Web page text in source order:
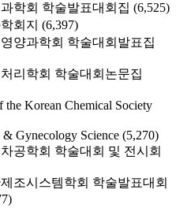
학회 학술발표대회집 (6,525)
회지 (6,397)
양과학회 학술대회발표집
리학회 학술대회논문집
the Korean Chemical Society
& Gynecology Science (5,270)
공학회 학술대회 및 전시회
조시스템학회 학술발표대회